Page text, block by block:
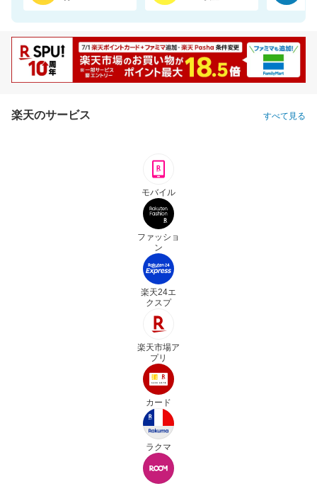
楽天のサービス すべて見る
モバイル
ファッショ
ン
楽天24エ
クスプ
楽天市場ア
プリ
カード
ラクマ